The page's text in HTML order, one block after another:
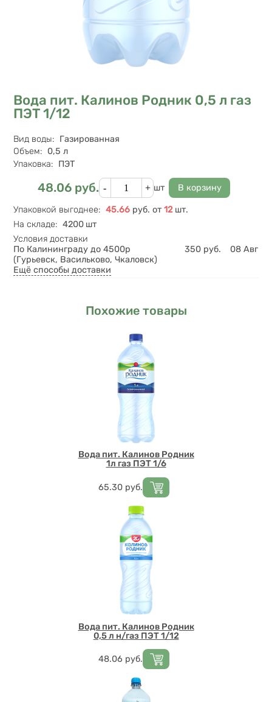
Вода пит. Калинов Родник 0,5 л газ
ПЭТ 1/12
Характеристики
Вид воды: Газированная
Объем: 0,5 л
Упаковка: ПЭТ
Цена
48.06 руб.Кол-во шт
Упаковкой выгоднее: 45.66 руб. от 12 шт.
На складе: 4200 шт
Условия доставки
По Калининграду до 4500р
(Гурьевск, Васильково, Чкаловск)
350 руб.
08 Авг
Ещё способы доставки
Похожие товары
Вода пит. Калинов Родник
1л газ ПЭТ 1/6
Цена
65.30 руб.
Вода пит. Калинов Родник
0,5 л н/газ ПЭТ 1/12
Цена
48.06 руб.